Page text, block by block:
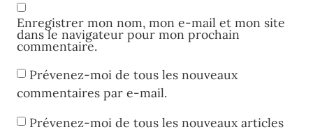
Enregistrer mon nom, mon e-mail et mon site
dans le navigateur pour mon prochain
commentaire.
Prévenez-moi de tous les nouveaux
commentaires par e-mail.
Prévenez-moi de tous les nouveaux articles